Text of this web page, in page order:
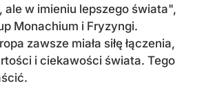
ale w imieniu lepszego świata",
Monachium i Fryzyngi.
zawsze miała siłę łączenia,
i ciekawości świata. Tego